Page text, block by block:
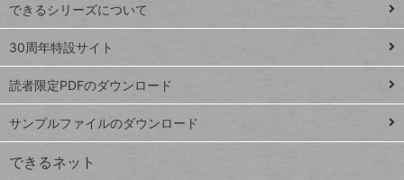
Google
スプレ
ッドシ
ート
iPhone
VLOOKUP
ト
ッ
プ
ペ
ジ
できるシリーズについて
30周年特設サイト
読者限定PDFのダウンロード
サンプルファイルのダウンロード
できるネット